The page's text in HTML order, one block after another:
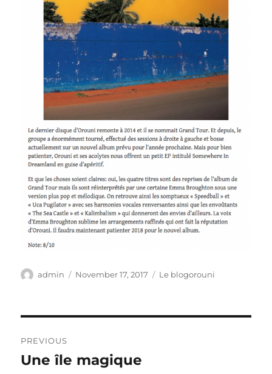
Author
admin
Posted
November 17, 2017 Categories
Le blogorouni
navigation
PREVIOUS
Previous
Une île magique